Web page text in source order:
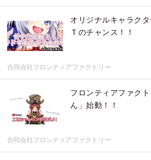
オリジナルキャラク
Ｔのチャンス！！
合同会社フロンティアファクトリー
フロンティアファク
ん」始動！！
合同会社フロンティアファクトリー